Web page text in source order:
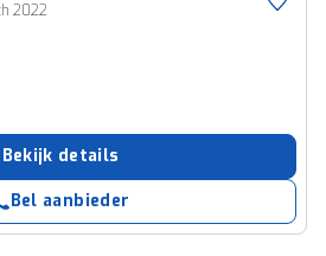
2022
Bekijk details
Bel aanbieder